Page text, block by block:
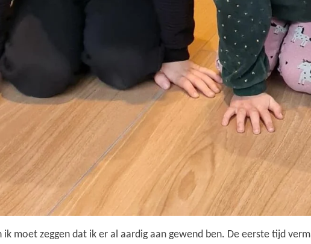
moet zeggen dat ik er al aardig aan gewend ben. De eerste tijd